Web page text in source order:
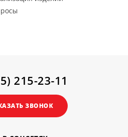
215-23-11
ЗВОНОК